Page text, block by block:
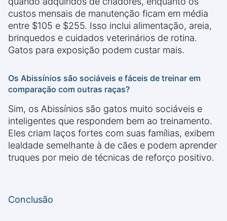
custos mensais de manutenção ficam em média
entre $105 e $255. Isso inclui alimentação, areia,
brinquedos e cuidados veterinários de rotina.
Gatos para exposição podem custar mais.
Os Abissínios são sociáveis e fáceis de treinar em
comparação com outras raças?
Sim, os Abissínios são gatos muito sociáveis e
inteligentes que respondem bem ao treinamento.
Eles criam laços fortes com suas famílias, exibem
lealdade semelhante à de cães e podem aprender
truques por meio de técnicas de reforço positivo.
Conclusão